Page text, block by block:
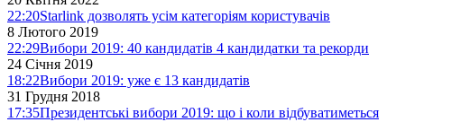
22:20Starlink дозволять усім категоріям користувачів
8 Лютого 2019
22:29Вибори 2019: 40 кандидатів 4 кандидатки та рекорди
24 Січня 2019
18:22Вибори 2019: уже є 13 кандидатів
31 Грудня 2018
17:35Президентські вибори 2019: що і коли відбуватиметься